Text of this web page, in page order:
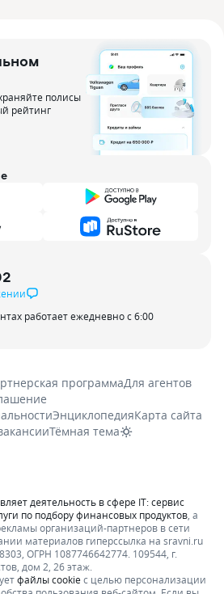
полисы
рейтинг
работает ежедневно с 6:00
программаДля агентов
ЭнциклопедияКарта сайта
Тёмная тема
деятельность в сфере IT: сервис
по подбору финансовых продуктов , а
организаций-партнеров в сети
материалов гиперссылка на sravni.ru
ОГРН 1087746642774. 109544, г.
дом 2, 26 этаж.
файлы cookieс целью персонализации